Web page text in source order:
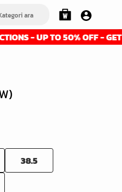
- UP TO 50% OFF - GET IT
38.5